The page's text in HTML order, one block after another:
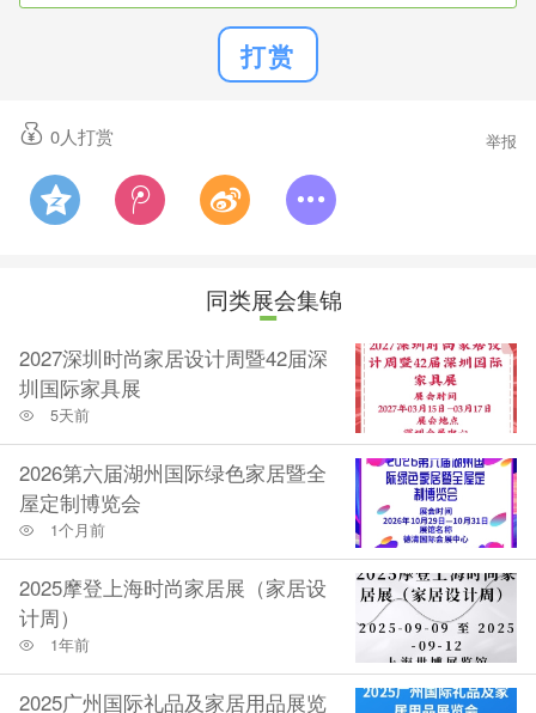
打赏
0人打赏 举报
同类展会集锦
2027深圳时尚家居设计周暨42届深
圳国际家具展
5天前
2026第六届湖州国际绿色家居暨全
屋定制博览会
1个月前
2025摩登上海时尚家居展（家居设
计周）
1年前
2025广州国际礼品及家居用品展览